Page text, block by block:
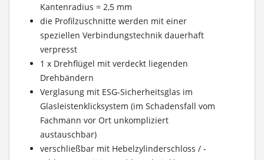
Kantenradius = 2,5 mm
die Profilzuschnitte werden mit einer
speziellen Verbindungstechnik dauerhaft
verpresst
1 x Drehflügel mit verdeckt liegenden
Drehbändern
Verglasung mit ESG-Sicherheitsglas im
Glasleistenklicksystem (im Schadensfall vom
Fachmann vor Ort unkompliziert
austauschbar)
verschließbar mit Hebelzylinderschloss / -